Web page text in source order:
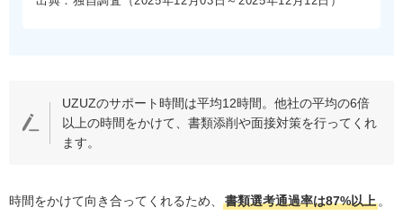
UZUZのサポート時間は平均12時間。他社の平均の6倍
以上の時間をかけて、書類添削や面接対策を行ってくれ
ます。
時間をかけて向き合ってくれるため、 書類選考通過率は87%以上。